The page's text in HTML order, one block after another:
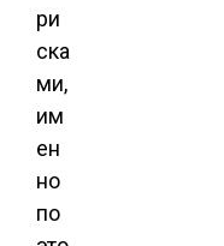
ри
ска
ми,
им
ен
но
по